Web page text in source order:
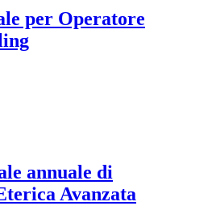
per Operatore
annuale di
Avanzata